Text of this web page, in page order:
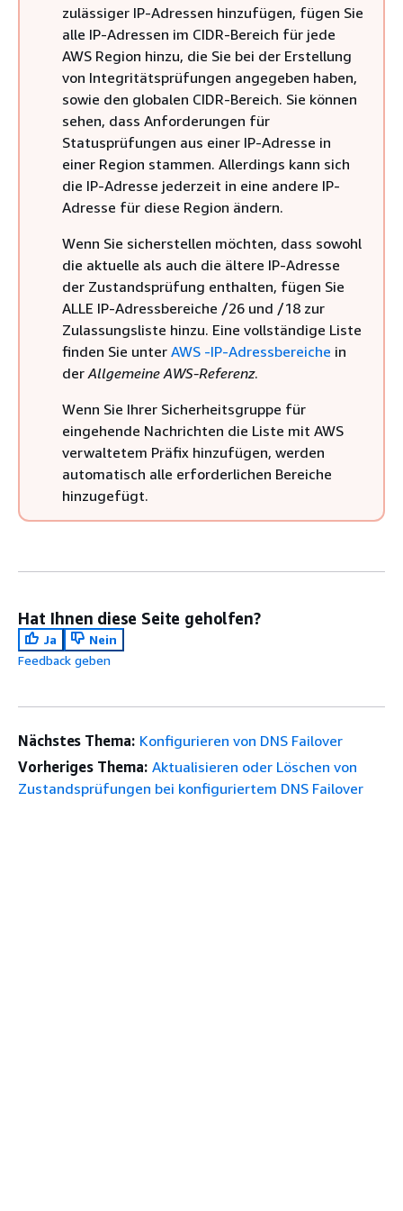
zulässiger IP-Adressen hinzufügen, fügen Sie
alle IP-Adressen im CIDR-Bereich für jede
AWS Region hinzu, die Sie bei der Erstellung
von Integritätsprüfungen angegeben haben,
sowie den globalen CIDR-Bereich. Sie können
sehen, dass Anforderungen für
Statusprüfungen aus einer IP-Adresse in
einer Region stammen. Allerdings kann sich
die IP-Adresse jederzeit in eine andere IP-
Adresse für diese Region ändern.
Wenn Sie sicherstellen möchten, dass sowohl
die aktuelle als auch die ältere IP-Adresse
der Zustandsprüfung enthalten, fügen Sie
ALLE IP-Adressbereiche /26 und /18 zur
Zulassungsliste hinzu. Eine vollständige Liste
finden Sie unter AWS -IP-Adressbereiche in
derAllgemeine AWS-Referenz.
Wenn Sie Ihrer Sicherheitsgruppe für
eingehende Nachrichten die Liste mit AWS
verwaltetem Präfix hinzufügen, werden
automatisch alle erforderlichen Bereiche
hinzugefügt.
Hat Ihnen diese Seite geholfen?
Ja
Nein
Feedback geben
Nächstes Thema: Konfigurieren von DNS Failover
Vorheriges Thema: Aktualisieren oder Löschen von
Zustandsprüfungen bei konfiguriertem DNS Failover